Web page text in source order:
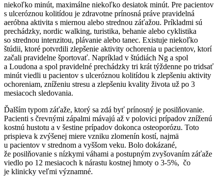
niekoľko minút, maximálne niekoľko desiatok minút. Pre pacientov
s ulceróznou kolitídou je zdravotne prínosná práve pravidelná
aeróbna aktivita s miernou alebo strednou záťažou. Príkladmi sú
prechádzky, nordic walking, turistika, behanie alebo cyklistika
so strednou intenzitou, plávanie alebo tanec. Existuje niekoľko
štúdii, ktoré potvrdili zlepšenie aktivity ochorenia u pacientov, ktorí
začali pravidelne športovať. Napríklad v štúdiách Ng a spol
a Loudona a spol pravidelné prechádzky tri krát týždenne po tridsať
minút viedli u pacientov s ulceróznou kolitídou k zlepšeniu aktivity
ochoreniam, zníženiu stresu a zlepšeniu kvality života už po 3
mesiacoch sledovania.
Ďalším typom záťaže, ktorý sa zdá byť prínosný je posilňovanie.
Pacienti s črevnými zápalmi mávajú až v polovici prípadov zníženú
kostnú hustotu a v šestine prípadov dokonca osteoporózu. Toto
prispieva k zvýšenej miere vzniku zlomenín kostí, najmä
u pacientov v strednom a vyššom veku. Bolo dokázané,
že posilňovanie s nízkymi váhami a postupným zvyšovaním záťaže
viedlo po 12 mesiacoch k nárastu kostnej hmoty o 3-5%, čo
je klinicky veľmi významné.